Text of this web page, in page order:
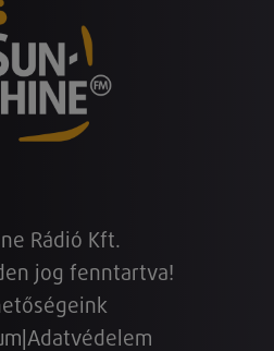
Rádió Kft.
jog fenntartva!
Adatvédelem